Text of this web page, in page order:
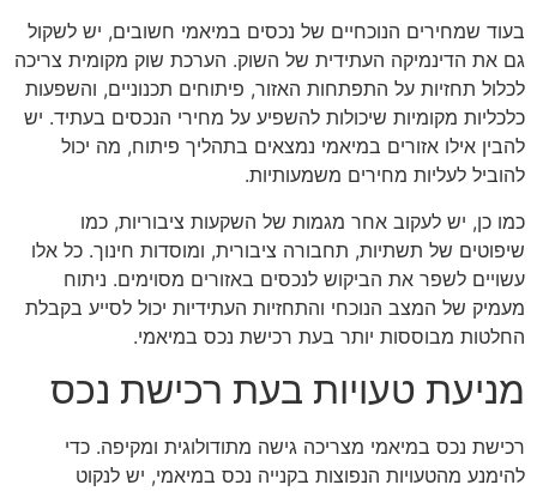
בעוד שמחירים הנוכחיים של נכסים במיאמי חשובים, יש לשקול
גם את הדינמיקה העתידית של השוק. הערכת שוק מקומית צריכה
לכלול תחזיות על התפתחות האזור, פיתוחים תכנוניים, והשפעות
כלכליות מקומיות שיכולות להשפיע על מחירי הנכסים בעתיד. יש
להבין אילו אזורים במיאמי נמצאים בתהליך פיתוח, מה יכול
להוביל לעליות מחירים משמעותיות.
כמו כן, יש לעקוב אחר מגמות של השקעות ציבוריות, כמו
שיפוטים של תשתיות, תחבורה ציבורית, ומוסדות חינוך. כל אלו
עשויים לשפר את הביקוש לנכסים באזורים מסוימים. ניתוח
מעמיק של המצב הנוכחי והתחזיות העתידיות יכול לסייע בקבלת
החלטות מבוססות יותר בעת רכישת נכס במיאמי.
מניעת טעויות בעת רכישת נכס
רכישת נכס במיאמי מצריכה גישה מתודולוגית ומקיפה. כדי
להימנע מהטעויות הנפוצות בקנייה נכס במיאמי, יש לנקוט